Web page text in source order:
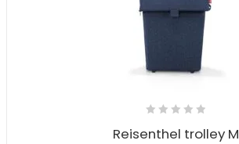
Reisenthel trolley M